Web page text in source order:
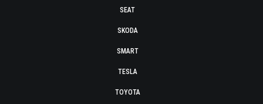
SEAT
SKODA
SMART
TESLA
TOYOTA